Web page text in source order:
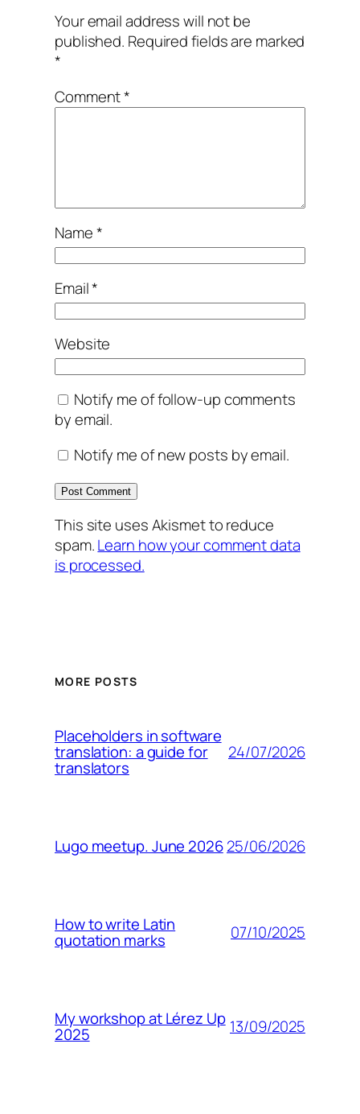
Your email address will not be
published. Required fields are marked
*
Comment*
Name*
Email*
Website
Notify me of follow-up comments
by email.
Notify me of new posts by email.
This site uses Akismet to reduce
spam.Learn how your comment data
is processed.
MORE POSTS
Placeholders in software
translation: a guide for
translators
24/07/2026
Lugo meetup. June 202625/06/2026
How to write Latin
quotation marks 07/10/2025
My workshop at Lérez Up
2025 13/09/2025